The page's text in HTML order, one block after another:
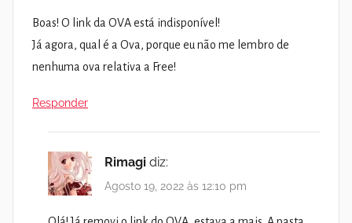
Boas! O link da OVA está indisponível!
Já agora, qual é a Ova, porque eu não me lembro de
nenhuma ova relativa a Free!
Responder
Rimagi diz:
Agosto 19, 2022 às 12:10 pm